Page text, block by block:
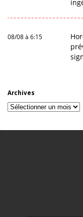
08/08 à 6:15
Archives
Archives